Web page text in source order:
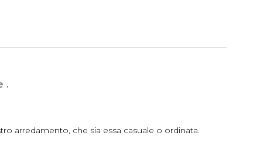
.
arredamento, che sia essa casuale o ordinata.